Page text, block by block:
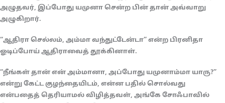
அழுதவர், இப்போது யமுனா சென்ற பின் தான் அவ்வாறு
அழுகிறார்.
“ஆதிரா செல்லம், அம்மா வந்துட்டேன்டா” என்ற பிரனிதா
ஓடிப்போய் ஆதிராவைத் தூக்கினாள்.
“நீங்கள் தான் என் அம்மானா, அப்போது யமுனாம்மா யாரு?”
என்று கேட்ட குழந்தையிடம், என்ன பதில் சொல்வது
என்பதைத் தெரியாமல் விழித்தவள், அங்கே சோஃபாவில்